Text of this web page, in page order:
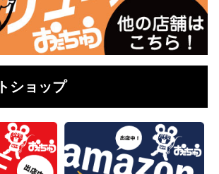
ショップ